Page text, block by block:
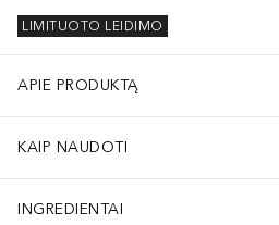
LIMITUOTO LEIDIMO
APIE PRODUKTĄ
KAIP NAUDOTI
INGREDIENTAI